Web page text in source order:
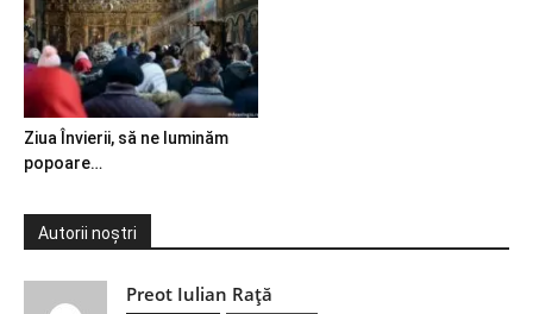
Ziua Învierii, să ne luminăm
popoare…
Autorii noștri
Preot Iulian Raţă